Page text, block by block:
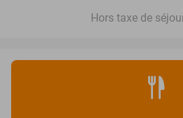
Hors taxe de